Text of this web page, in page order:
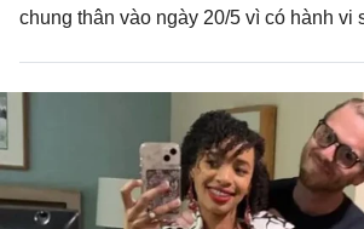
chung thân vào ngày 20/5 vì có hành vi